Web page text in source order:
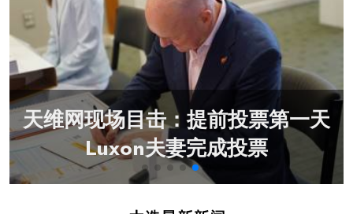
天维网现场目击：提前投票第一天
Luxon夫妻完成投票